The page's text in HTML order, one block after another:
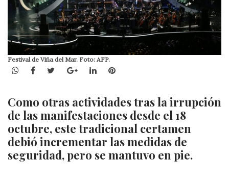
Festival de Viña del Mar. Foto: AFP.
WhatsApp
Facebook
TwitterGoogle+LinkedInPinterest
Como otras actividades tras la irrupción
de las manifestaciones desde el 18
octubre, este tradicional certamen
debió incrementar las medidas de
seguridad, pero se mantuvo en pie.